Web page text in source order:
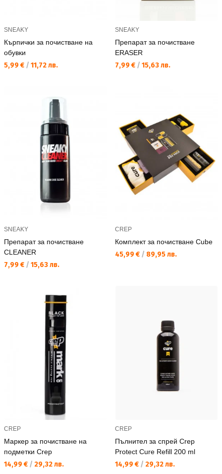
SNEAKY
Кърпички за почистване на
обувки
Текуща цена:
5,99 € / 11,72 лв.
SNEAKY
Препарат за почистване
ERASER
Текуща цена:
7,99 € / 15,63 лв.
SNEAKY
Препарат за почистване
CLEANER
Текуща цена:
7,99 € / 15,63 лв.
CREP
Комплект за почистване Cube
Текуща цена:
45,99 € / 89,95 лв.
CREP
Маркер за почистване на
подметки Crep
Текуща цена:
14,99 € / 29,32 лв.
CREP
Пълнител за спрей Crep
Protect Cure Refill 200 ml
Текуща цена:
14,99 € / 29,32 лв.